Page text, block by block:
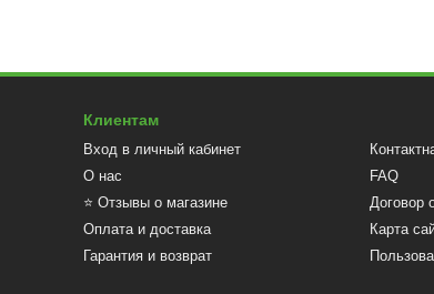
Клиентам
Вход в личный кабинет
О нас
⭐ Отзывы о магазине
Оплата и доставка
Гарантия и возврат
FAQ
Договор
Карта